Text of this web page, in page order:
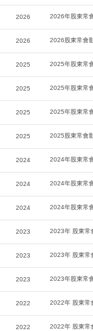
2026 2026年股東常
2026 2026股東常會
2025 2025年股東常
2025 2025年股東常
2025 2025年股東常
2025 2025股東常會
2024 2024年股東常
2024 2024年股東常
2024 2024年股東常
2023 2023年 股東常
2023 2023年 股東常
2023 2023年股東常
2022 2022年 股東常
2022 2022年 股東常